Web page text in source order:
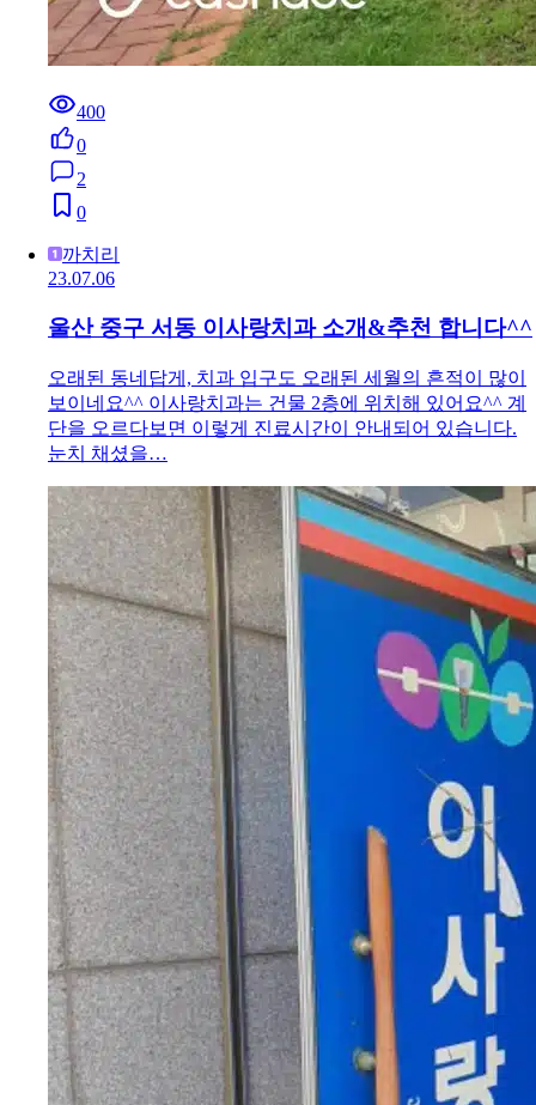
400
0
2
0
까치리
23.07.06
울산 중구 서동 이사랑치과 소개&추천 합니다^^
오래된 동네답게, 치과 입구도 오래된 세월의 흔적이 많이
보이네요^^ 이사랑치과는 건물 2층에 위치해 있어요^^ 계
단을 오르다보면 이렇게 진료시간이 안내되어 있습니다.
눈치 채셨을…